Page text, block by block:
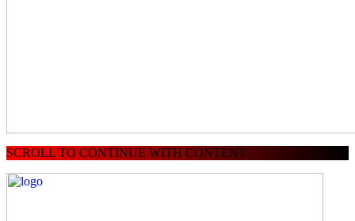
SCROLL TO CONTINUE WITH CONTENT